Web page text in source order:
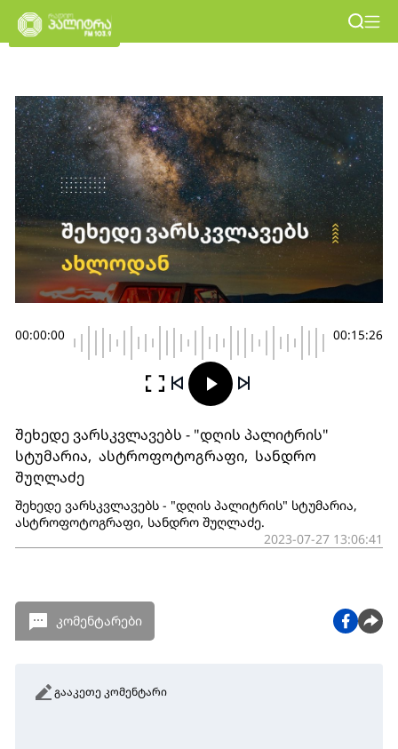
00:00:00 00:15:26
შეხედე ვარსკვლავებს - "დღის პალიტრის"
სტუმარია, ასტროფოტოგრაფი, სანდრო
შუღლაძე
შეხედე ვარსკვლავებს - "დღის პალიტრის" სტუმარია,
ასტროფოტოგრაფი, სანდრო შუღლაძე.
2023-07-27 13:06:41
კომენტარები
გააკეთე კომენტარი